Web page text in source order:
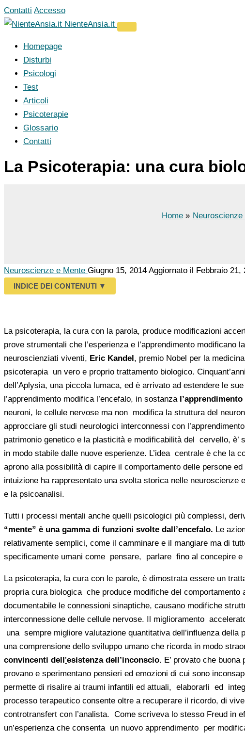
Vai
al
Contatti Accesso
NienteAnsia.it
Homepage
Disturbi
Psicologi
Test
Articoli
Psicoterapie
Glossario
Contatti
La Psicoterapia: una cura
Home Neuroscienze
Neuroscienze e Mente Giugno 15, 2014 Aggiornato il Febbraio 21,
INDICE DEI CONTENUTI ▼
La psicoterapia, la cura con la parola, produce modificazioni
prove strumentali che l’esperienza e l’apprendimento
neuroscienziati viventi, Eric Kandel, premio Nobel per la
psicoterapia un vero e proprio trattamento biologico.
dell’Aplysia, una piccola lumaca, ed è arrivato ad estendere le
l’apprendimento modifica l’encefalo, in sostanza
neuroni, le cellule nervose ma non modifica la struttura del
approcciare gli studi neurologici interconnessi con
patrimonio genetico e la plasticità e modificabilità del cervello,
in modo stabile dalle nuove esperienze. L’idea centrale è che la
aprono alla possibilità di capire il comportamento delle persone
intuizione ha rappresentato una svolta storica nelle
e la psicoanalisi.
Tutti i processi mentali anche quelli psicologici più complessi,
“mente” è una gamma di funzioni svolte dall’encefalo. Le
relativamente semplici, come il camminare e il mangiare ma di
specificamente umani come pensare, parlare fino al concepire e
La psicoterapia, la cura con le parole, è dimostrata essere un
propria cura biologica che produce modifiche del
documentabile le connessioni sinaptiche, causano modifiche
interconnessione delle cellule nervose. Il miglioramento
una sempre migliore valutazione quantitativa dell’influenza
una comprensione dello sviluppo umano che ricorda in modo
convincenti dell’esistenza dell’inconscio. E’ provato che
provano e sperimentano pensieri ed emozioni di cui sono
permette di risalire ai traumi infantili ed attuali, elaborarli ed
processo terapeutico consente oltre a recuperare il ricordo, di
controtransfert con l’analista. Come scriveva lo stesso Freud in
un’esperienza che consenta un nuovo apprendimento per